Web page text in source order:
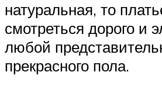
натуральная, то
смотреться дорого и
любой
прекрасного пола.